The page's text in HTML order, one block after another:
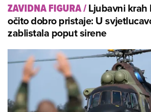
ZAVIDNA FIGURA/Ljubavni
očito dobro pristaje: U
zablistala poput sirene